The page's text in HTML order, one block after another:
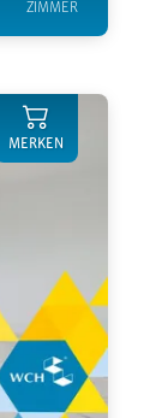
ZIMMER
MERKEN